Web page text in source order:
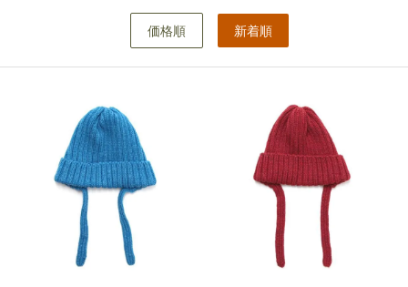
価格順 新着順